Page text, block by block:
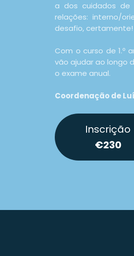
a dos cuidados de
relações: interno/
desafio, certamente!
Com o curso de 1.º
vão ajudar ao longo
o exame anual.
Coordenação de
Inscrição
€230